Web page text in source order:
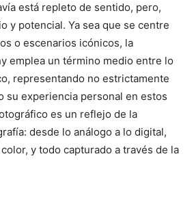
está repleto de sentido, pero,
y potencial. Ya sea que se centre
o escenarios icónicos, la
emplea un término medio entre lo
representando no estrictamente
su experiencia personal en estos
es un reflejo de la
desde lo análogo a lo digital,
y todo capturado a través de la